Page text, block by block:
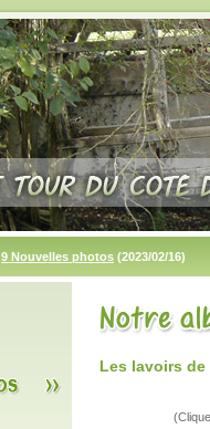
9 Nouvelles photos (2023/02/16)
Les lavoirs